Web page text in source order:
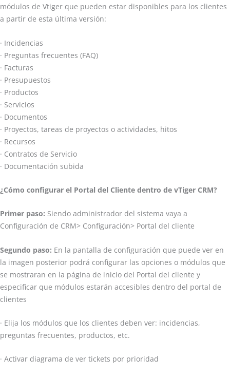
módulos de Vtiger que pueden estar disponibles para los clientes
a partir de esta última versión:
· Incidencias
· Preguntas frecuentes (FAQ)
· Facturas
· Presupuestos
· Productos
· Servicios
· Documentos
· Proyectos, tareas de proyectos o actividades, hitos
· Recursos
· Contratos de Servicio
· Documentación subida
¿Cómo configurar el Portal del Cliente dentro de vTiger CRM?
Primer paso: Siendo administrador del sistema vaya a
Configuración de CRM> Configuración> Portal del cliente
Segundo paso: En la pantalla de configuración que puede ver en
la imagen posterior podrá configurar las opciones o módulos que
se mostraran en la página de inicio del Portal del cliente y
especificar que módulos estarán accesibles dentro del portal de
clientes
· Elija los módulos que los clientes deben ver: incidencias,
preguntas frecuentes, productos, etc.
· Activar diagrama de ver tickets por prioridad